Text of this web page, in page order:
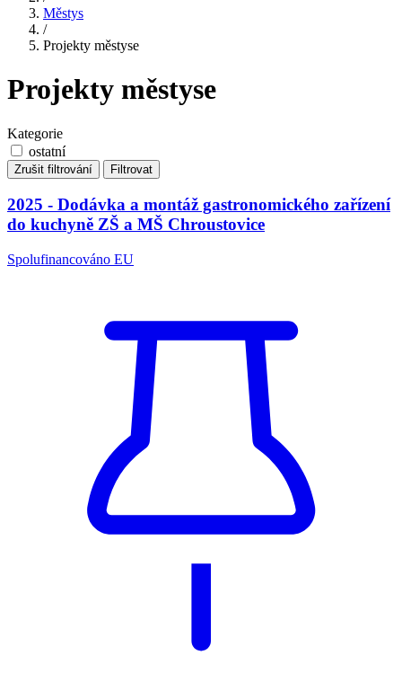
Městys
/
Projekty městyse
Projekty městyse
Kategorie
ostatní
Zrušit filtrování Filtrovat
2025 - Dodávka a montáž gastronomického zařízení
do kuchyně ZŠ a MŠ Chroustovice
Spolufinancováno EU